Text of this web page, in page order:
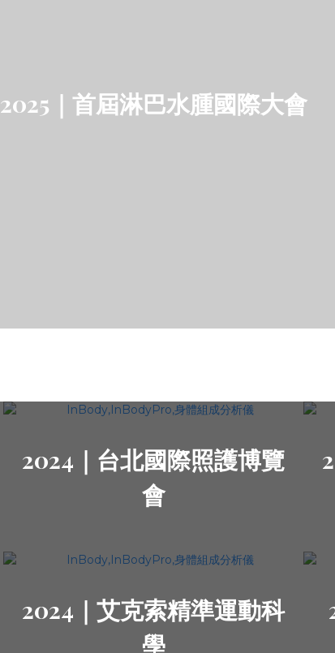
2025｜首屆淋巴水腫國際大會
2024｜台北國際照護博覽
會
2024｜艾克索精準運動科
學